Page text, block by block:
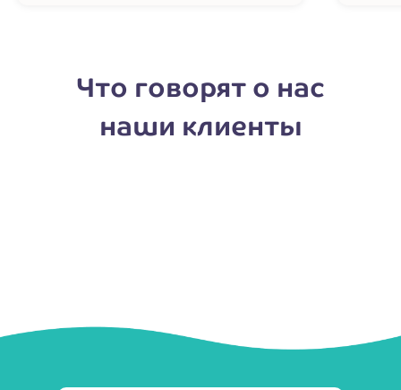
Что говорят о нас
наши клиенты